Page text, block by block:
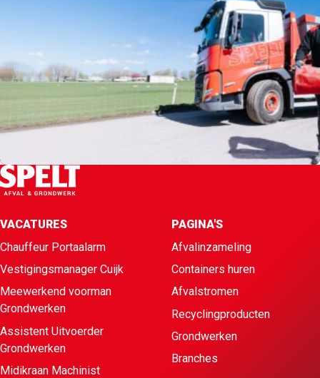
VACATURES
Chauffeur Portaalarm
Vestigingsmanager Cuijk
Meewerkend voorman
Grondwerken
Assistent Uitvoerder
Grondwerken
Midikraan Machinist
PAGINA'S
Afvalinzameling
Containers huren
Afvalstromen
Recyclingproducten
Grondwerken
Branches